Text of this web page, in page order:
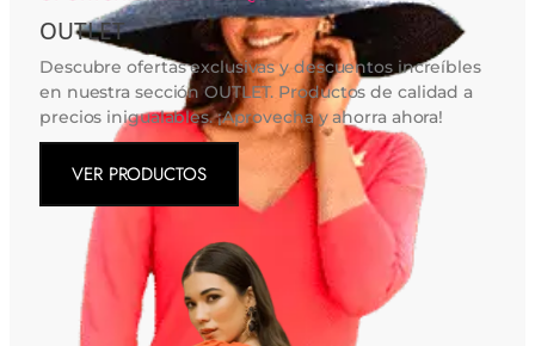
OUTLET
Descubre ofertas exclusivas y descuentos increíbles
en nuestra sección OUTLET. Productos de calidad a
precios inigualables. ¡Aprovecha y ahorra ahora!
VER PRODUCTOS